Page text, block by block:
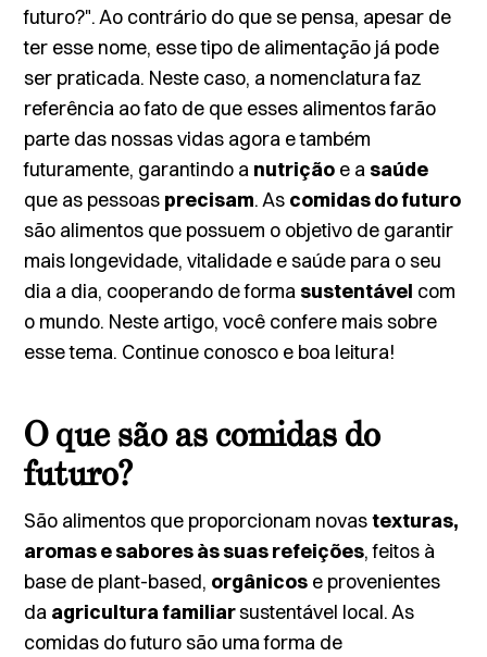
futuro?". Ao contrário do que se pensa, apesar de
ter esse nome, esse tipo de alimentação já pode
ser praticada. Neste caso, a nomenclatura faz
referência ao fato de que esses alimentos farão
parte das nossas vidas agora e também
futuramente, garantindo a nutrição e a saúde
que as pessoas precisam. As comidas do futuro
são alimentos que possuem o objetivo de garantir
mais longevidade, vitalidade e saúde para o seu
dia a dia, cooperando de forma sustentável com
o mundo. Neste artigo, você confere mais sobre
esse tema. Continue conosco e boa leitura!
O que são as comidas do
futuro?
São alimentos que proporcionam novastexturas,
aromas e sabores às suas refeições, feitos à
base de plant-based, orgânicos e provenientes
da agricultura familiarsustentável local. As
comidas do futuro são uma forma de